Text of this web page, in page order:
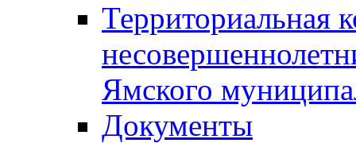
Территориальная
Ямского
Документы